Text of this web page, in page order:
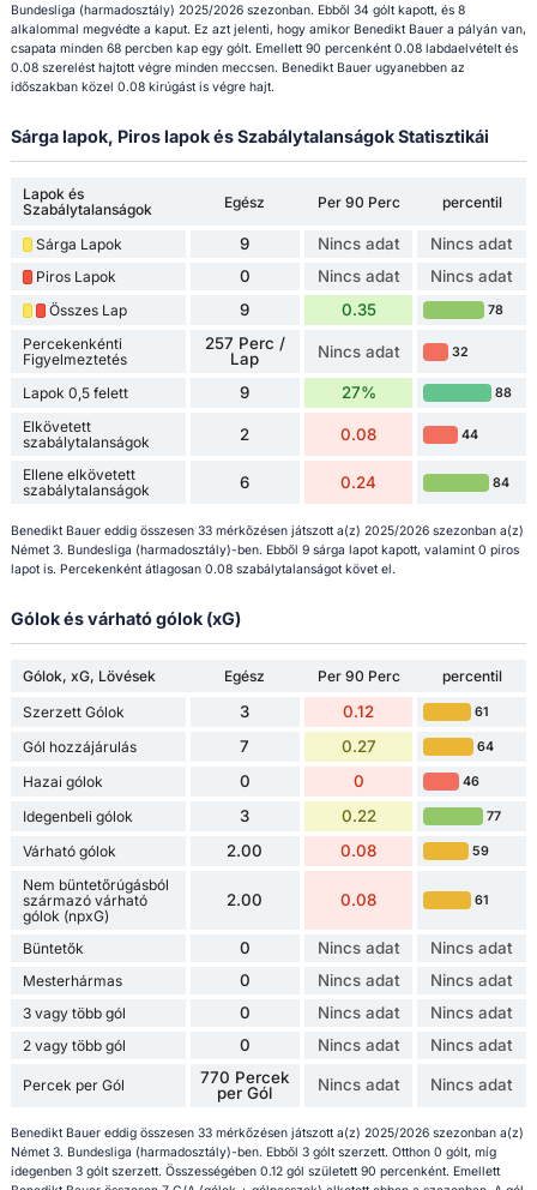
Bundesliga (harmadosztály) 2025/2026 szezonban. Ebből 34 gólt kapott, és 8
alkalommal megvédte a kaput. Ez azt jelenti, hogy amikor Benedikt Bauer a pályán van,
csapata minden 68 percben kap egy gólt. Emellett 90 percenként 0.08 labdaelvételt és
0.08 szerelést hajtott végre minden meccsen. Benedikt Bauer ugyanebben az
időszakban közel 0.08 kirúgást is végre hajt.
Sárga lapok, Piros lapok és Szabálytalanságok Statisztikái
Lapok és
Szabálytalanságok
Egész Per 90 Perc percentil
Sárga Lapok 9 Nincs adat Nincs adat
Piros Lapok 0 Nincs adat Nincs adat
Összes Lap 9 0.35 78
Percekenkénti
Figyelmeztetés
257 Perc /
Lap
Nincs adat 32
Lapok 0,5 felett 9 27% 88
Elkövetett
szabálytalanságok
2 0.08 44
Ellene elkövetett
szabálytalanságok
6 0.24 84
Benedikt Bauer eddig összesen 33 mérkőzésen játszott a(z) 2025/2026 szezonban a(z)
Német 3. Bundesliga (harmadosztály)-ben. Ebből 9 sárga lapot kapott, valamint 0 piros
lapot is. Percekenként átlagosan 0.08 szabálytalanságot követ el.
Gólok és várható gólok (xG)
Gólok, xG, Lövések Egész Per 90 Perc
percentil
Szerzett Gólok
3 0.12 61
Gól hozzájárulás 7 0.27 64
Hazai gólok 0 0 46
Idegenbeli gólok 3 0.22 77
Várható gólok 2.00 0.08 59
Nem büntetőrúgásból
származó várható
gólok (npxG)
2.00 0.08 61
Büntetők 0 Nincs adat Nincs adat
Mesterhármas 0 Nincs adat Nincs adat
3 vagy több gól 0 Nincs adat Nincs adat
2 vagy több gól 0 Nincs adat Nincs adat
Percek per Gól
770 Percek
per Gól
Nincs adat Nincs adat
Benedikt Bauer eddig összesen 33 mérkőzésen játszott a(z) 2025/2026 szezonban a(z)
Német 3. Bundesliga (harmadosztály)-ben. Ebből 3 gólt szerzett. Otthon 0 gólt, míg
idegenben 3 gólt szerzett. Összességében 0.12 gól született 90 percenként. Emellett